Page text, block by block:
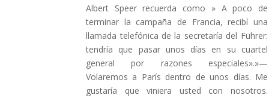
Albert Speer recuerda como » A poco de
terminar la campaña de Francia, recibí una
llamada telefónica de la secretaría del Führer:
tendría que pasar unos días en su cuartel
general por razones especiales».»—
Volaremos a París dentro de unos días. Me
gustaría que viniera usted con nosotros.